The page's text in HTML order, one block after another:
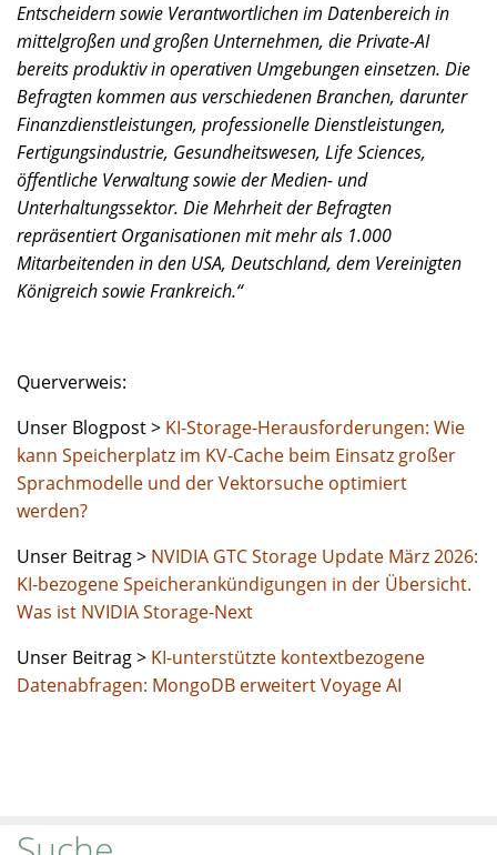
Entscheidern sowie Verantwortlichen im Datenbereich in
mittelgroßen und großen Unternehmen, die Private-AI
bereits produktiv in operativen Umgebungen einsetzen. Die
Befragten kommen aus verschiedenen Branchen, darunter
Finanzdienstleistungen, professionelle Dienstleistungen,
Fertigungsindustrie, Gesundheitswesen, Life Sciences,
öffentliche Verwaltung sowie der Medien- und
Unterhaltungssektor. Die Mehrheit der Befragten
repräsentiert Organisationen mit mehr als 1.000
Mitarbeitenden in den USA, Deutschland, dem Vereinigten
Königreich sowie Frankreich.“
Querverweis:
Unser Blogpost > KI-Storage-Herausforderungen: Wie
kann Speicherplatz im KV-Cache beim Einsatz großer
Sprachmodelle und der Vektorsuche optimiert
werden?
Unser Beitrag > NVIDIA GTC Storage Update März 2026:
KI-bezogene Speicherankündigungen in der Übersicht.
Was ist NVIDIA Storage-Next
Unser Beitrag > KI-unterstützte kontextbezogene
Datenabfragen: MongoDB erweitert Voyage AI